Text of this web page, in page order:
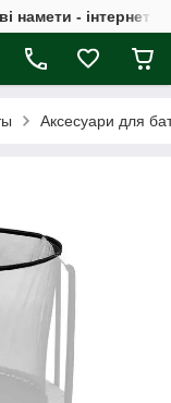
намети - інтернет-
Аксесуари для